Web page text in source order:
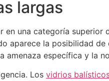
largas
una categoría
aparece la posibilidad
amenaza específica y la
Los vidrios